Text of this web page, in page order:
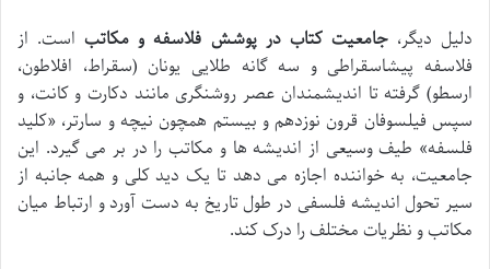
دلیل دیگر،جامعیت کتاب در پوشش فلاسفه و مکاتباست. از
فلاسفه پیشاسقراطی و سه گانه طلایی یونان (سقراط، افلاطون،
ارسطو) گرفته تا اندیشمندان عصر روشنگری مانند دکارت و کانت، و
سپس فیلسوفان قرون نوزدهم و بیستم همچون نیچه و سارتر، «کلید
فلسفه» طیف وسیعی از اندیشه ها و مکاتب را در بر می گیرد. این
جامعیت، به خواننده اجازه می دهد تا یک دید کلی و همه جانبه از
سیر تحول اندیشه فلسفی در طول تاریخ به دست آورد و ارتباط میان
مکاتب و نظریات مختلف را درک کند.